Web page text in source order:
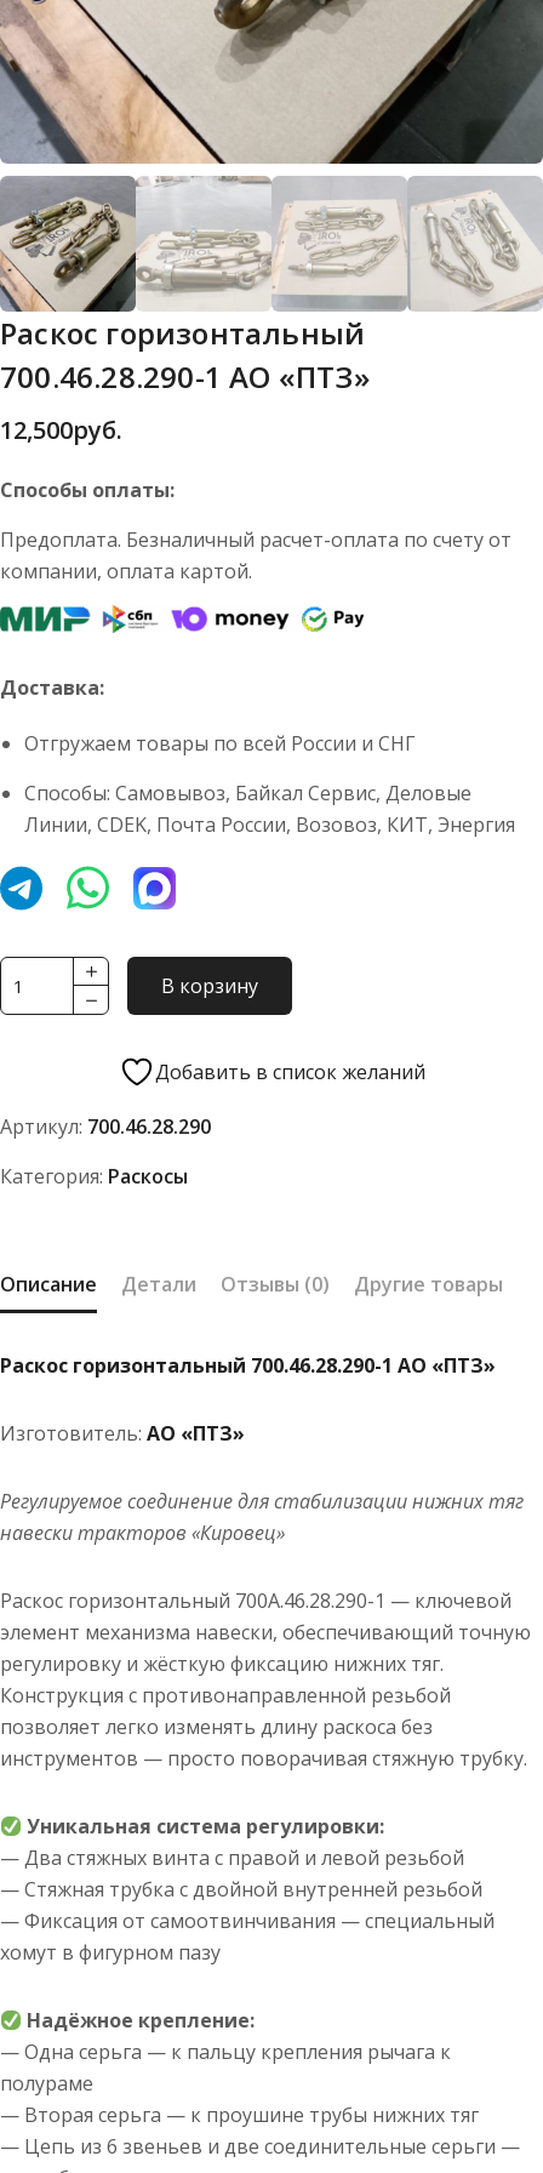
Раскос горизонтальный
700.46.28.290-1 АО «ПТЗ»
12,500руб.
Способы оплаты:
Предоплата. Безналичный расчет-оплата по счету от
компании, оплата картой.
Доставка:
Отгружаем товары по всей России и СНГ
Способы: Самовывоз, Байкал Сервис, Деловые
Линии, CDEK, Почта России, Возовоз, КИТ, Энергия
Количество
товара
горизонтальный
1
"ПТЗ"
В корзину
Добавить в список желаний
Артикул: 700.46.28.290
Категория: Раскосы
Описание Детали Отзывы (0) Другие товары
Раскос горизонтальный 700.46.28.290-1 АО «ПТЗ»
Изготовитель: АО «ПТЗ»
Регулируемое соединение для стабилизации нижних тяг
навески тракторов «Кировец»
Раскос горизонтальный 700А.46.28.290-1 — ключевой
элемент механизма навески, обеспечивающий точную
регулировку и жёсткую фиксацию нижних тяг.
Конструкция с противонаправленной резьбой
позволяет легко изменять длину раскоса без
инструментов — просто поворачивая стяжную трубку.
Уникальная система регулировки:
— Два стяжных винта с правой и левой резьбой
— Стяжная трубка с двойной внутренней резьбой
— Фиксация от самоотвинчивания — специальный
хомут в фигурном пазу
Надёжное крепление:
— Одна серьга — к пальцу крепления рычага к
полураме
— Вторая серьга — к проушине трубы нижних тяг
— Цепь из 6 звеньев и две соединительные серьги —